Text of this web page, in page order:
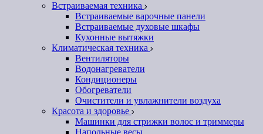
Встраиваемая техника
Встраиваемые варочные панели
Встраиваемые духовые шкафы
Кухонные вытяжки
Климатическая техника
Вентиляторы
Водонагреватели
Кондиционеры
Обогреватели
Очистители и увлажнители воздуха
Красота и здоровье
Машинки для стрижки волос и триммеры
Напольные весы